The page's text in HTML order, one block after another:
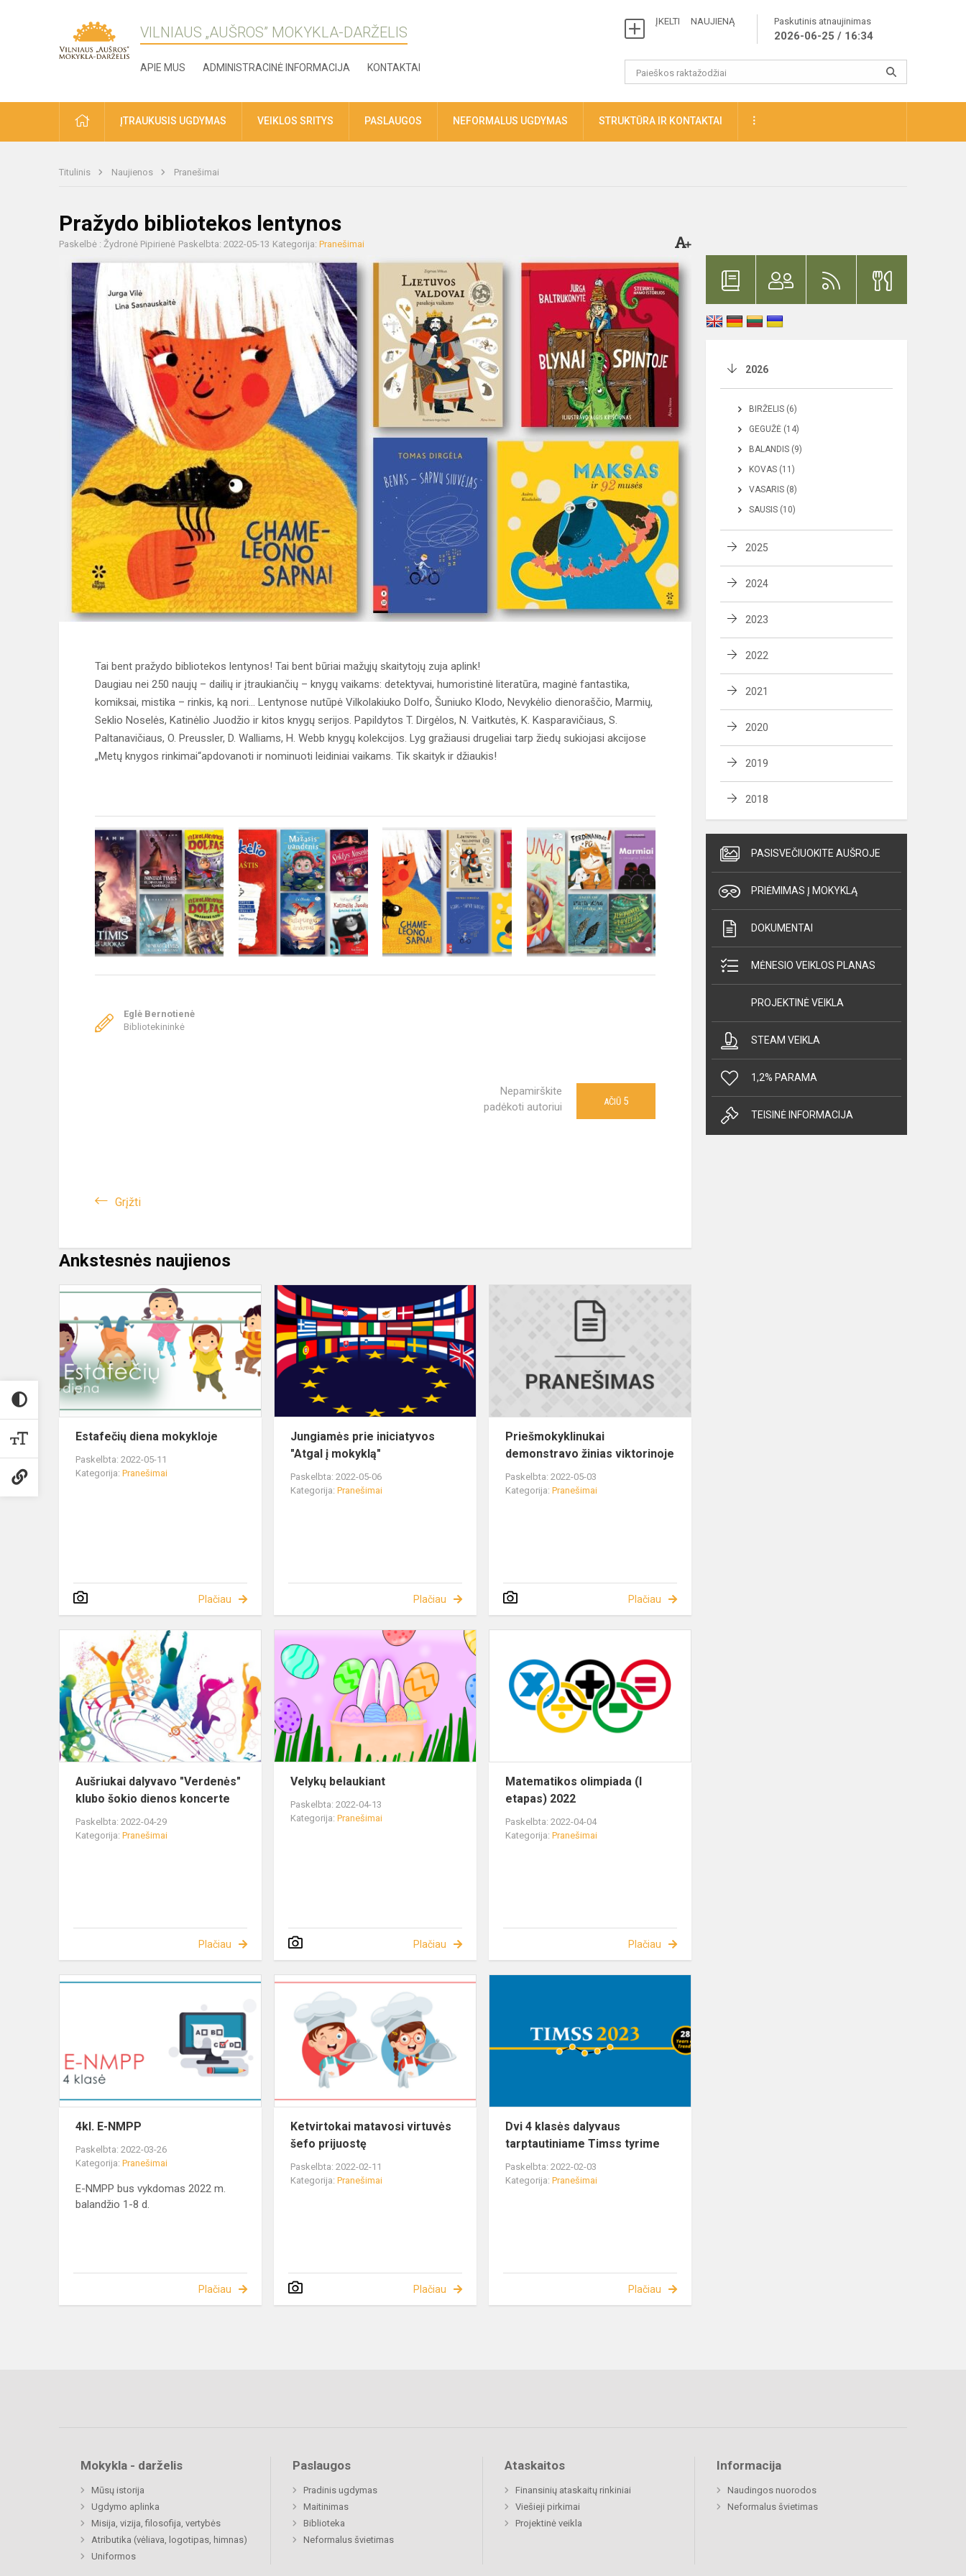
VILNIAUS „AUŠROS” MOKYKLA-DARŽELIS
APIE MUS ADMINISTRACINĖ INFORMACIJA KONTAKTAI
ĮKELTI NAUJIENĄ Paskutinis atnaujinimas
2026-06-25 / 16:34
ĮTRAUKUSIS UGDYMAS VEIKLOS SRITYS PASLAUGOS NEFORMALUS UGDYMAS STRUKTŪRA IR KONTAKTAI
Titulinis Naujienos Pranešimai
Pražydo bibliotekos lentynos
Paskelbė : Žydronė Pipirienė Paskelbta: 2022-05-13 Kategorija: Pranešimai
Tai bent pražydo bibliotekos lentynos! Tai bent būriai mažųjų skaitytojų zuja aplink!
Daugiau nei 250 naujų – dailių ir įtraukiančių – knygų vaikams: detektyvai, humoristinė literatūra, maginė fantastika,
komiksai, mistika – rinkis, ką nori... Lentynose nutūpė Vilkolakiuko Dolfo, Šuniuko Klodo, Nevykėlio dienoraščio, Marmių,
Seklio Noselės, Katinėlio Juodžio ir kitos knygų serijos. Papildytos T. Dirgėlos, N. Vaitkutės, K. Kasparavičiaus, S.
Paltanavičiaus, O. Preussler, D. Walliams, H. Webb knygų kolekcijos. Lyg gražiausi drugeliai tarp žiedų sukiojasi akcijose
„Metų knygos rinkimai“apdovanoti ir nominuoti leidiniai vaikams. Tik skaityk ir džiaukis!
Eglė Bernotienė
Bibliotekininkė
Nepamirškite
padėkoti autoriui
AČIŪ 5
Grįžti
Ankstesnės naujienos
Estafečių diena mokykloje
Paskelbta: 2022-05-11
Kategorija: Pranešimai
Plačiau
Jungiamės prie iniciatyvos
"Atgal į mokyklą"
Paskelbta: 2022-05-06
Kategorija:Pranešimai
Plačiau
Priešmokyklinukai
demonstravo žinias viktorinoje
Paskelbta: 2022-05-03
Kategorija:Pranešimai
Plačiau
Aušriukai dalyvavo "Verdenės"
klubo šokio dienos koncerte
Paskelbta: 2022-04-29
Kategorija: Pranešimai
Plačiau
Velykų belaukiant
Paskelbta: 2022-04-13
Kategorija:Pranešimai
Plačiau
Matematikos olimpiada (I
etapas) 2022
Paskelbta: 2022-04-04
Kategorija:Pranešimai
Plačiau
4kl. E-NMPP
Paskelbta: 2022-03-26
Kategorija: Pranešimai
E-NMPP bus vykdomas 2022 m.
balandžio 1-8 d.
Plačiau
Ketvirtokai matavosi virtuvės
šefo prijuostę
Paskelbta: 2022-02-11
Kategorija:Pranešimai
Plačiau
Dvi 4 klasės dalyvaus
tarptautiniame Timss tyrime
Paskelbta: 2022-02-03
Kategorija:Pranešimai
Plačiau
2026
BIRŽELIS (6)
GEGUŽĖ (14)
BALANDIS (9)
KOVAS (11)
VASARIS (8)
SAUSIS (10)
2025
2024
2023
2022
2021
2020
2019
2018
PASISVEČIUOKITE AUŠROJE
PRIĖMIMAS Į MOKYKLĄ
DOKUMENTAI
MĖNESIO VEIKLOS PLANAS
PROJEKTINĖ VEIKLA
STEAM VEIKLA
1,2% PARAMA
TEISINĖ INFORMACIJA
Mokykla - darželis
Mūsų istorija
Ugdymo aplinka
Misija, vizija, filosofija, vertybės
Atributika (vėliava, logotipas, himnas)
Uniformos
Paslaugos
Pradinis ugdymas
Maitinimas
Biblioteka
Neformalus švietimas
Ataskaitos
Finansinių ataskaitų rinkiniai
Viešieji pirkimai
Projektinė veikla
Informacija
Naudingos nuorodos
Neformalus švietimas